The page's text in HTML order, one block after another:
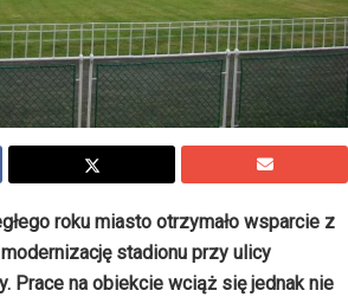
roku miasto otrzymało wsparcie z
stadionu przy ulicy
Prace na obiekcie wciąż się jednak nie